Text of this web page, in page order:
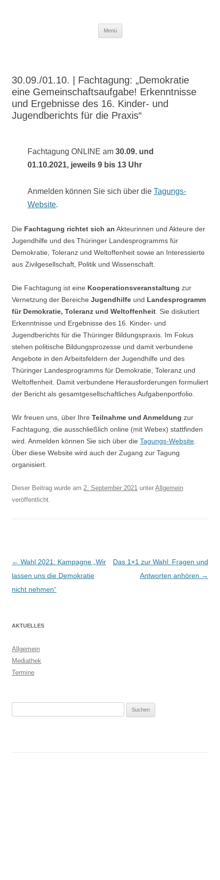
Lokaler Aktionsplan gegen Rechtsextremismus der Stadt Erfurt – Zur
Stärkung der Vielfalt, Toleranz und Demokratie
Menü
30.09./01.10. | Fachtagung: „Demokratie
eine Gemeinschaftsaufgabe! Erkenntnisse
und Ergebnisse des 16. Kinder- und
Jugendberichts für die Praxis“
Fachtagung ONLINE am 30.09. und
01.10.2021, jeweils 9 bis 13 Uhr
Anmelden können Sie sich über die Tagungs-
Website.
Die Fachtagung richtet sich an Akteurinnen und Akteure der
Jugendhilfe und des Thüringer Landesprogramms für
Demokratie, Toleranz und Weltoffenheit sowie an Interessierte
aus Zivilgesellschaft, Politik und Wissenschaft.
Die Fachtagung ist eine Kooperationsveranstaltung zur
Vernetzung der Bereiche Jugendhilfe und Landesprogramm
für Demokratie, Toleranz und Weltoffenheit . Sie diskutiert
Erkenntnisse und Ergebnisse des 16. Kinder- und
Jugendberichts für die Thüringer Bildungspraxis. Im Fokus
stehen politische Bildungsprozesse und damit verbundene
Angebote in den Arbeitsfeldern der Jugendhilfe und des
Thüringer Landesprogramms für Demokratie, Toleranz und
Weltoffenheit. Damit verbundene Herausforderungen formuliert
der Bericht als gesamtgesellschaftliches Aufgabenportfolio.
Wir freuen uns, über Ihre Teilnahme und Anmeldung zur
Fachtagung, die ausschließlich online (mit Webex) stattfinden
wird. Anmelden können Sie sich über die Tagungs-Website
Über diese Website wird auch der Zugang zur Tagung
organisiert.
Dieser Beitrag wurde am 2. September 2021 unter Allgemein
veröffentlicht.
Beitragsnavigation
← Wahl 2021: Kampagne „Wir
lassen uns die Demokratie
nicht nehmen“
Das 1×1 zur Wahl: Fragen und
Antworten anhören →
AKTUELLES
Allgemein
Mediathek
Termine